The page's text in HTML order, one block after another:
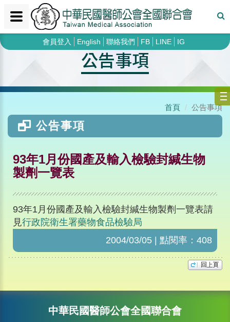
會員登入 English 聯絡我們 FB LINE IG
公告事項
首頁 公告事項
公告事項
93年1月份國產及輸入檢驗封緘生物
製劑一覽表
93年1月份國產及輸入檢驗封緘生物製劑一覽表請
見行政院衛生署藥物食品檢驗局
2004/03/05 | 點閱率：408
中華民國醫師公會全國聯合會